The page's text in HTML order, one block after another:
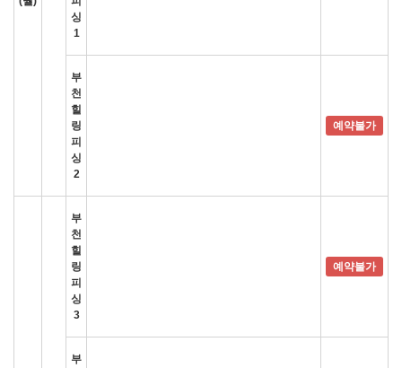
싱
1
부
천
힐
링
피
싱
2
예약불가
부
천
힐
링
피
싱
3
예약불가
부